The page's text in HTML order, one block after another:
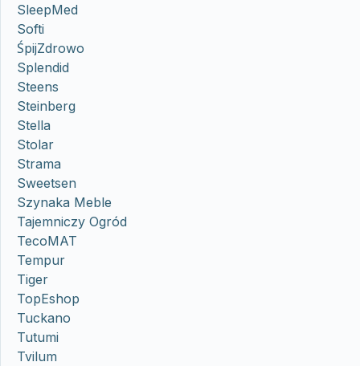
SleepMed
Softi
ŚpijZdrowo
Splendid
Steens
Steinberg
Stella
Stolar
Strama
Sweetsen
Szynaka Meble
Tajemniczy Ogród
TecoMAT
Tempur
Tiger
TopEshop
Tuckano
Tutumi
Tvilum